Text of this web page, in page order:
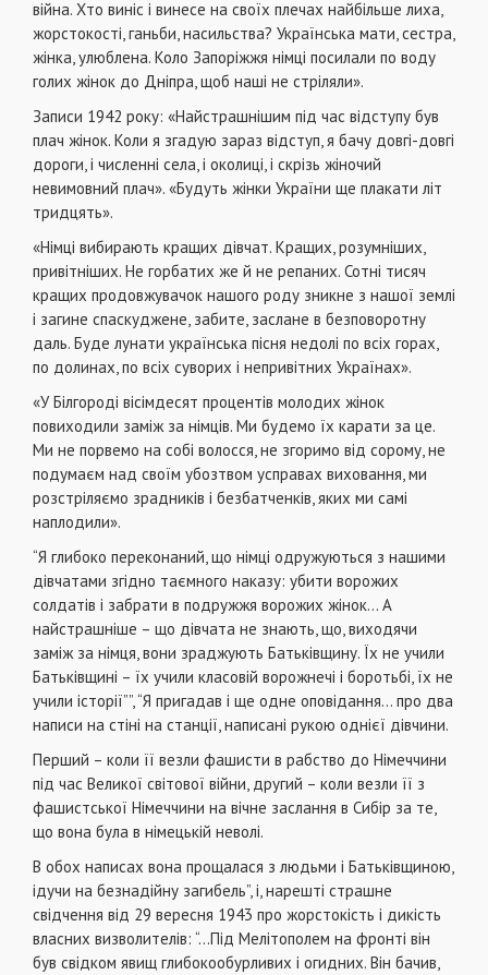
війна. Хто виніс і винесе на своїх плечах найбільше лиха,
жорстокості, ганьби, насильства? Українська мати, сестра,
жінка, улюблена. Коло Запоріжжя німці посилали по воду
голих жінок до Дніпра, щоб наші не стріляли».
Записи 1942 року: «Найстрашнішим під час відступу був
плач жінок. Коли я згадую зараз відступ, я бачу довгі-довгі
дороги, і численні села, і околиці, і скрізь жіночий
невимовний плач». «Будуть жінки України ще плакати літ
тридцять».
«Німці вибирають кращих дівчат. Кращих, розумніших,
привітніших. Не горбатих же й не репаних. Сотні тисяч
кращих продовжувачок нашого роду зникне з нашої землі
і загине спаскуджене, забите, заслане в безповоротну
даль. Буде лунати українська пісня недолі по всіх горах,
по долинах, по всіх суворих і непривітних Українах».
«У Білгороді вісімдесят процентів молодих жінок
повиходили заміж за німців. Ми будемо їх карати за це.
Ми не порвемо на собі волосся, не згоримо від сорому, не
подумаєм над своїм убозтвом усправах виховання, ми
розстріляємо зрадників і безбатченків, яких ми самі
наплодили».
“Я глибоко переконаний, що німці одружуються з нашими
дівчатами згідно таємного наказу: убити ворожих
солдатів і забрати в подружжя ворожих жінок… А
найстрашніше – що дівчата не знають, що, виходячи
заміж за німця, вони зраджують Батьківщину. Їх не учили
Батьківщині – їх учили класовій ворожнечі і боротьбі, їх не
учили історії””, “Я пригадав і ще одне оповідання… про два
написи на стіні на станції, написані рукою однієї дівчини.
Перший – коли її везли фашисти в рабство до Німеччини
під час Великої світової війни, другий – коли везли її з
фашистської Німеччини на вічне заслання в Сибір за те,
що вона була в німецькій неволі.
В обох написах вона прощалася з людьми і Батьківщиною,
ідучи на безнадійну загибель”, і, нарешті страшне
свідчення від 29 вересня 1943 про жорстокість і дикість
власних визволителів: “…Під Мелітополем на фронті він
був свідком явищ глибокообурливих і огидних. Він бачив,